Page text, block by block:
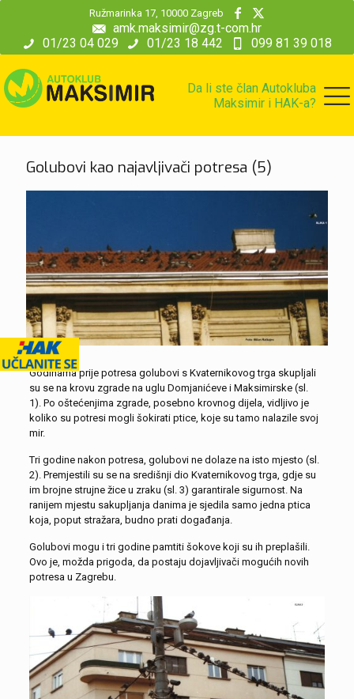
01/23 04 029 01/23 18 442 099 81 39 018
amk.maksimir@zg.t-com.hr
Ružmarinka 17, 10000 Zagreb
Da li ste član Autokluba
Maksimir i HAK-a?
Golubovi kao najavljivači potresa (5)
Godinama prije potresa golubovi s Kvaternikovog trga skupljali
su se na krovu zgrade na uglu Domjanićeve i Maksimirske (sl.
1). Po oštećenjima zgrade, posebno krovnog dijela, vidljivo je
koliko su potresi mogli šokirati ptice, koje su tamo nalazile svoj
mir.
Tri godine nakon potresa, golubovi ne dolaze na isto mjesto (sl.
2). Premjestili su se na središnji dio Kvaternikovog trga, gdje su
im brojne strujne žice u zraku (sl. 3) garantirale sigurnost. Na
ranijem mjestu sakupljanja danima je sjedila samo jedna ptica
koja, poput stražara, budno prati događanja.
Golubovi mogu i tri godine pamtiti šokove koji su ih preplašili.
Ovo je, možda prigoda, da postaju dojavljivači mogućih novih
potresa u Zagrebu.